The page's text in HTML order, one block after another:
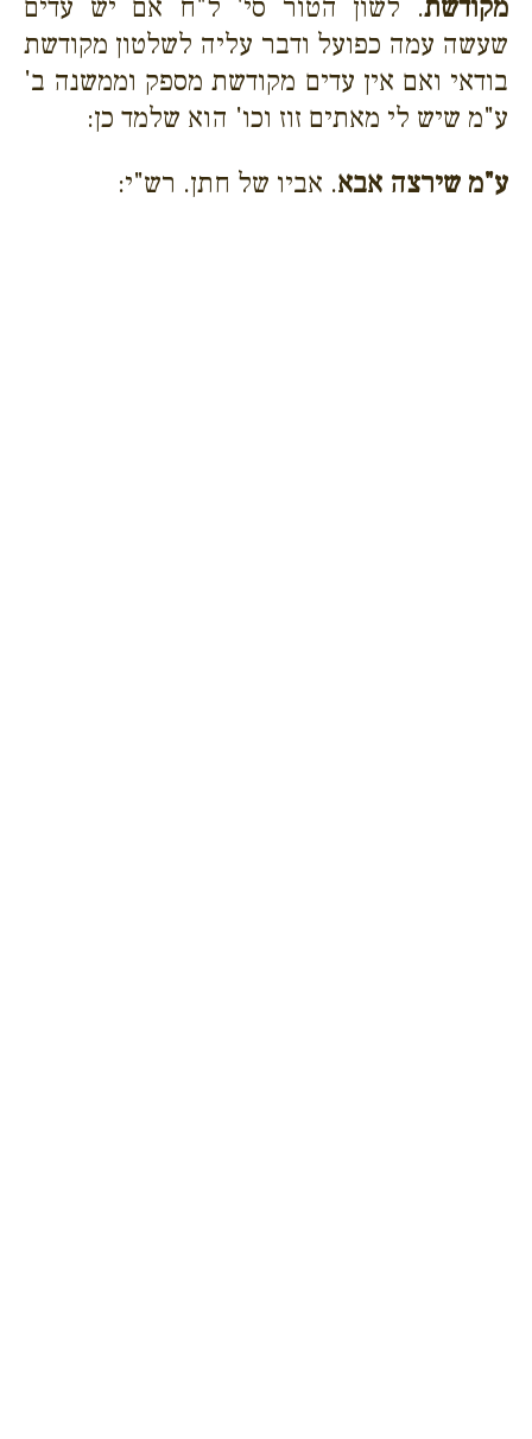
מקודשת. לשון הטור סי' ל"ח אם יש עדים
שעשה עמה כפועל ודבר עליה לשלטון מקודשת
בודאי ואם אין עדים מקודשת מספק וממשנה ב'
ע"מ שיש לי מאתים זוז וכו' הוא שלמד כן:
ע"מ שירצה אבא. אביו של חתן. רש"י: